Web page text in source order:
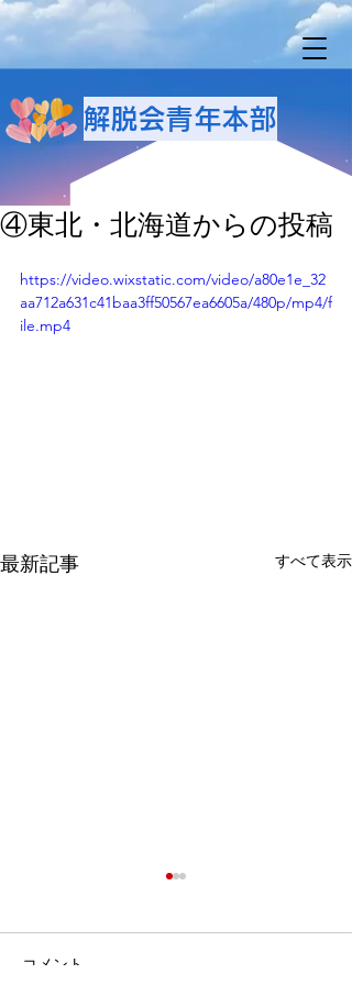
解脱会青年本部
④東北・北海道からの投稿
https://video.wixstatic.com/video/a80e1e_32
aa712a631c41baa3ff50567ea6605a/480p/mp4/f
ile.mp4
最新記事 すべて表示
コメント